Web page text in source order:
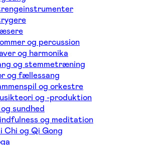
og percussion
og harmonika
og stemmetræning
og fællessang
og orkestre
og -produktion
sundhed
og meditation
Chi og Qi Gong